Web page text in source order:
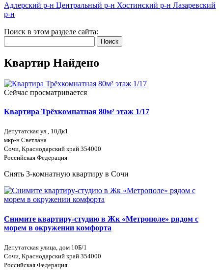
Адлерский р-н Центральный р-н Хостинский р-н Лазаревский
р-н
Поиск в этом разделе сайта:
Поиск
Квартир Найдено
Сейчас просматривается
Квартира Трёхкомнатная 80м² этаж 1/17
Депутатская ул., 10Дк1
мкр-н Светлана
Сочи, Краснодарский край 354000
Российская Федерация
Снять 3-комнатную квартиру в Сочи
Снимите квартиру-студию в Жк «Метрополе» рядом с
морем в окружении комфорта
Депутатская улица, дом 10Б/1
Сочи, Краснодарский край 354000
Российская Федерация